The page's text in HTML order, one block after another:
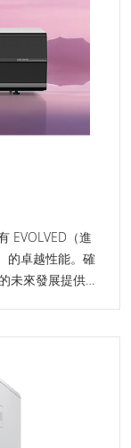
EVOLVED（進
的卓越性能。確
來發展提供強